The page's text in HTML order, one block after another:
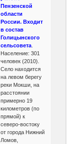
Пензенской
области
России. Входит
в состав
Голицынского
сельсовета.
Население: 301
человек (2010).
Село находится
на левом берегу
реки Мокши, на
расстоянии
примерно 19
километров (по
прямой) к
северо-востоку
от города Нижний
Ломов,